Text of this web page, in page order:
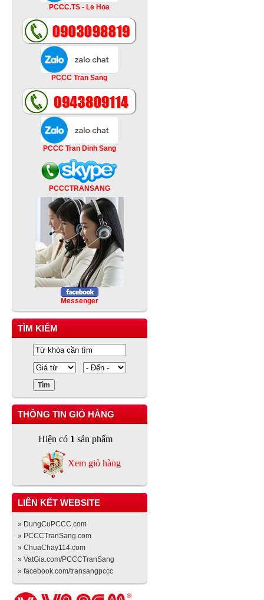
PCCC.TS - Le Hoa
PCCC Tran Sang
PCCC Tran Dinh Sang
PCCCTRANSANG
Messenger
TÌM KIẾM
THÔNG TIN GIỎ HÀNG
Hiện có 1 sản phẩm
Xem giỏ hàng
LIÊN KẾT WEBSITE
» DungCuPCCC.com
» PCCCTranSang.com
» ChuaChay114.com
» VatGia.com/PCCCTranSang
» facebook.com/transangpccc